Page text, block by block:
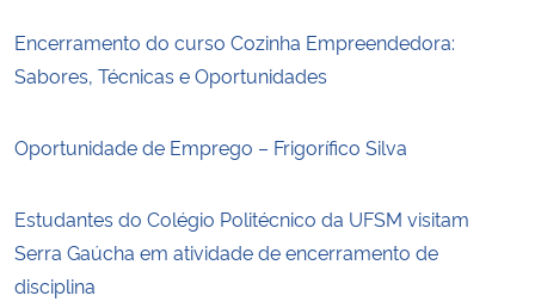
Encerramento do curso Cozinha Empreendedora:
Sabores, Técnicas e Oportunidades
Oportunidade de Emprego – Frigorífico Silva
Estudantes do Colégio Politécnico da UFSM visitam
Serra Gaúcha em atividade de encerramento de
disciplina